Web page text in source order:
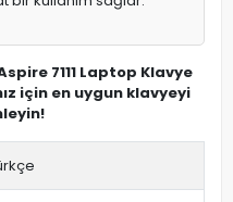
7111 Laptop Klavye
için en uygun klavyeyi